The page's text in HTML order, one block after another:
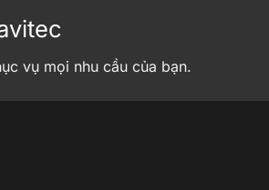
vụ mọi nhu cầu của bạn.